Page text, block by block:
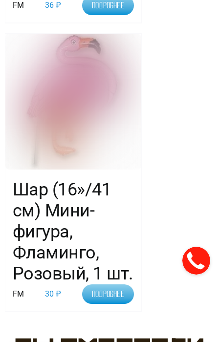
FM 36₽ Подробнее
Шар (16»/41
см) Мини-
фигура,
Фламинго,
Розовый, 1 шт.
FM 30₽ Подробнее